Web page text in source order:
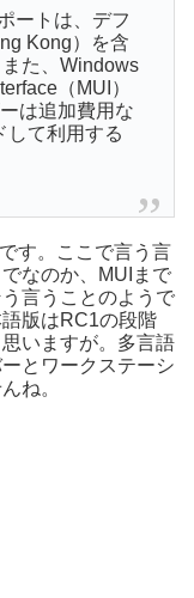
ートは、デフ
Kong）を含
た、Windows
（MUI）
は追加費用な
して利用する
す。ここで言う言
なのか、MUIまで
言うことのようで
版はRC1の段階
いますが。多言語
とワークステーシ
ね。